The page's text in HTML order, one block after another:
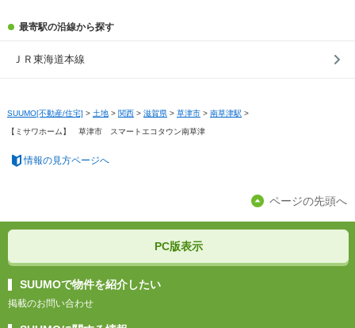
最寄駅の沿線から探す
ＪＲ東海道本線
SUUMO[不動産/住宅] > 土地 > 関西 > 滋賀県 > 草津市 > 南草津駅 >
【ミサワホーム】 草津市 スマートエコタウン南草津
情報の見方ページへ
ページの先頭へ
PC版表示
SUUMOで物件を紹介したい
掲載のお問い合わせ